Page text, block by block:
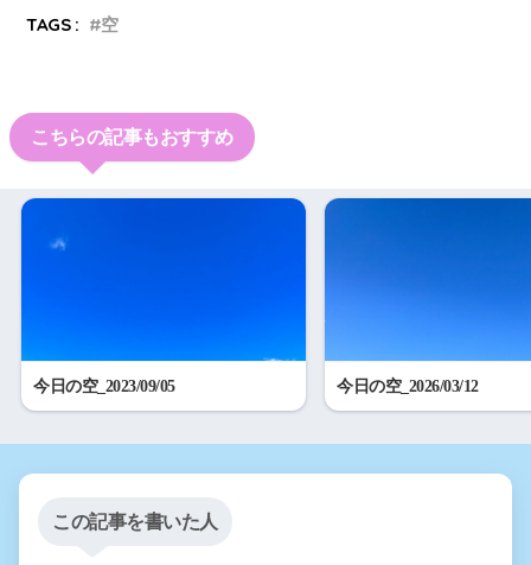
TAGS :
空
こちらの記事もおすすめ
今日の空_2023/09/05 今日の空_2026/03/12
この記事を書いた人